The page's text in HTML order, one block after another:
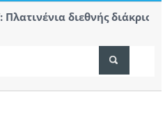
διεθνής διάκριση
Ανοίγει